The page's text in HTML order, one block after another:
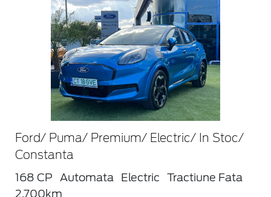
Ford/ Puma/ Premium/ Electric/ In Stoc/
Constanta
168 CP Automata Electric
Tractiune Fata
2.700km